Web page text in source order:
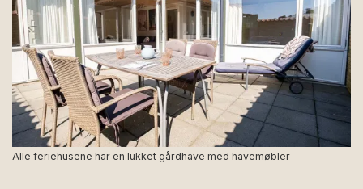
Alle feriehusene har en lukket gårdhave med havemøbler